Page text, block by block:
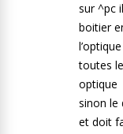
sur ^pc
boitier
toutes
optique
sinon le
et doit